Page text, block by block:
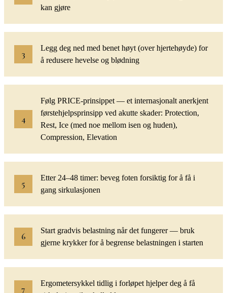
kan gjøre
Legg deg ned med benet høyt (over hjertehøyde) for
å redusere hevelse og blødning
Følg PRICE-prinsippet — et internasjonalt anerkjent
førstehjelpsprinsipp ved akutte skader: Protection,
Rest, Ice (med noe mellom isen og huden),
Compression, Elevation
Etter 24–48 timer: beveg foten forsiktig for å få i
gang sirkulasjonen
Start gradvis belastning når det fungerer — bruk
gjerne krykker for å begrense belastningen i starten
Ergometersykkel tidlig i forløpet hjelper deg å få